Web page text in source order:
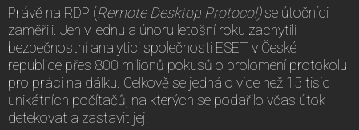
Právě na RDP (Remote Desktop Protocol)se útočníci
zaměřili. Jen v lednu a únoru letošní roku zachytili
bezpečnostní analytici společnosti ESET v České
republice přes 800 milionů pokusů o prolomení protokolu
pro práci na dálku. Celkově se jedná o více než 15 tisíc
unikátních počítačů, na kterých se podařilo včas útok
detekovat a zastavit jej.